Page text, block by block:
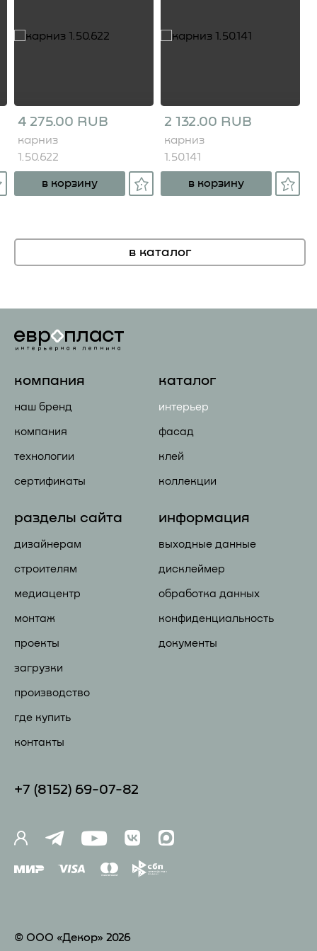
4 275.00 RUB
карниз
1.50.622
в корзину
2 132.00 RUB
карниз
1.50.141
в корзину
в каталог
компания
наш бренд
компания
технологии
сертификаты
каталог
интерьер
фасад
клей
коллекции
разделы сайта
дизайнерам
строителям
медиацентр
монтаж
проекты
загрузки
производство
где купить
контакты
информация
выходные данные
дисклеймер
обработка данных
конфиденциальность
документы
+7 (81 52) 69-07-82
© ООО «Декор» 2026